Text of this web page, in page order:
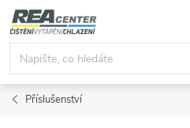
Přejít
na
obsah
Příslušenství